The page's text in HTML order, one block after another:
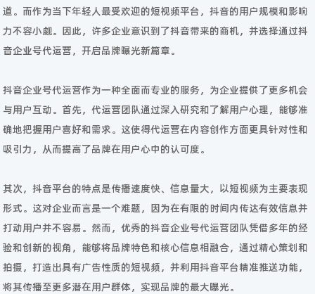
道。而作为当下年轻人最受欢迎的短视频平台，抖音的用户规模和影响
力不容小觑。因此，许多企业意识到了抖音带来的商机，并选择通过抖
音企业号代运营，开启品牌曝光新篇章。
抖音企业号代运营作为一种全面而专业的服务，为企业提供了更多机会
与用户互动。首先，代运营团队通过深入研究和了解用户心理，能够准
确地把握用户喜好和需求。这使得代运营在内容创作方面更具针对性和
吸引力，从而提高了品牌在用户心中的认可度。
其次，抖音平台的特点是传播速度快、信息量大，以短视频为主要表现
形式。这对企业而言是一个难题，因为在有限的时间内传达有效信息并
打动用户并不容易。然而，优秀的抖音企业号代运营团队凭借多年的经
验和创新的视角，能够将品牌特色和核心信息相融合，通过精心策划和
拍摄，打造出具有广告性质的短视频，并利用抖音平台精准推送功能，
将其传播至更多潜在用户群体，实现品牌的最大曝光。